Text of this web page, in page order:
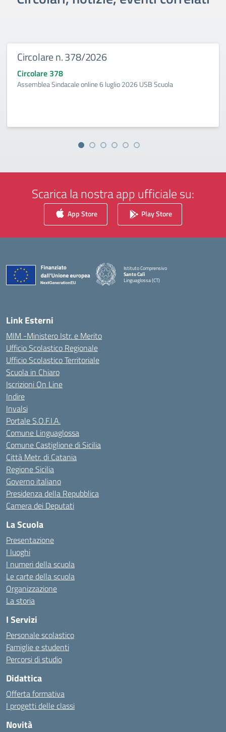
Circolare n. 378/2026
Circolare 378
Assemblea Sindacale online 6 luglio 2026 USB Scuola
Scarica la nostra app ufficiale su:
App Store Play Store
Istituto Comprensivo
Santo Calì
Linguaglossa (CT)
— Visita la pagina iniziale della scuola
Link Esterni
MIM -Ministero Istr. e Merito
Ufficio Scolastico Regionale
Ufficio Scolastico Territoriale
Scuola in Chiaro
Iscrizioni On Line
Indire
Invalsi
Portale S.O.F.I.A.
Comune Linguaglossa
Comune Castiglione di Sicilia
Città Metr. di Catania
Regione Sicilia
Governo italiano
Presidenza della Repubblica
Camera dei Deputati
La Scuola
Presentazione
I luoghi
I numeri della scuola
Le carte della scuola
Organizzazione
La storia
I Servizi
Personale scolastico
Famiglie e studenti
Percorsi di studio
Didattica
Offerta formativa
I progetti delle classi
Novità